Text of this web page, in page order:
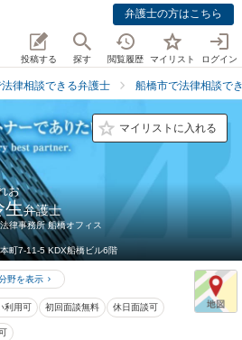
弁護士の方はこちら
投稿する 探す 閲覧履歴 マイリスト ログイン
律相談できる弁護士 船橋市で法律相談で
マイリストに入れる
お
生弁護士
律事務所 船橋オフィス
町7-11-5 KDX船橋ビル6階
野を表示
利用可 初回面談無料 休日面談可